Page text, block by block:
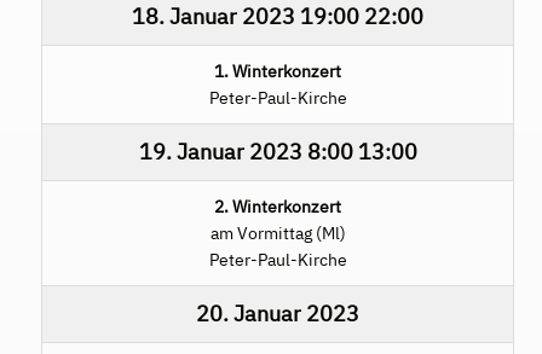
18. Januar 2023 19:00 22:00
1. Winterkonzert
Peter-Paul-Kirche
19. Januar 2023 8:00 13:00
2. Winterkonzert
am Vormittag (Ml)
Peter-Paul-Kirche
20. Januar 2023